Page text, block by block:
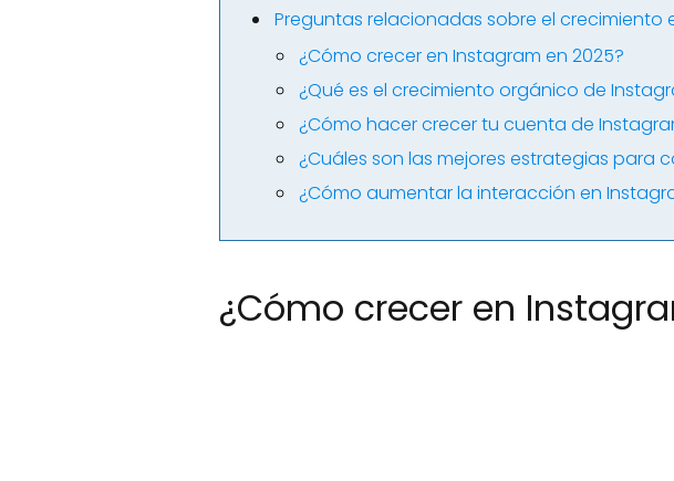
Preguntas relacionadas sobre el crecimiento
¿Cómo crecer en Instagram en 2025?
¿Qué es el crecimiento orgánico de
¿Cómo hacer crecer tu cuenta de
¿Cuáles son las mejores estrategias para
¿Cómo aumentar la interacción en
¿Cómo crecer en